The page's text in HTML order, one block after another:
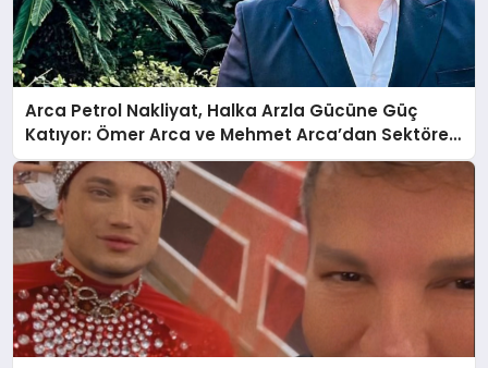
Arca Petrol Nakliyat, Halka Arzla Gücüne Güç
Katıyor: Ömer Arca ve Mehmet Arca’dan Sektöre
Güçlü Yatırım